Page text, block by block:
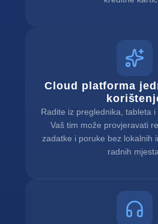
Cloud platforma
Radite iz preglednika, tableta i
Vaš tim može provjeravati
zadatke i poruke bez lokalnih
radnih mjesta.